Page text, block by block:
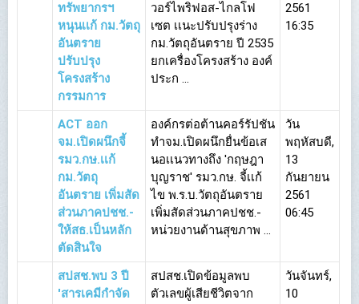
ทรัพยากรฯ
หนุนเเก้ กม.วัตถุ
อันตราย
ปรับปรุง
โครงสร้าง
กรรมการ
วอร์ไพริฟอส-ไกลโฟ
เซต เเนะปรับปรุงร่าง
กม.วัตถุอันตราย ปี 2535
ยกเครื่องโครงสร้าง องค์
ประก ...
2561
16:35
ACT ออก
จม.เปิดผนึกจี้
รมว.กษ.เเก้
กม.วัตถุ
อันตราย เพิ่มสัด
ส่วนภาคปชช.-
ให้สธ.เป็นหลัก
ตัดสินใจ
องค์กรต่อต้านคอร์รัปชัน
ทำจม.เปิดผนึกยื่นข้อเส
นอเเนวทางถึง 'กฤษฎา
บุญราช' รมว.กษ. จี้เเก้
ไข พ.ร.บ.วัตถุอันตราย
เพิ่มสัดส่วนภาคปชช.-
หน่วยงานด้านสุขภาพ ...
วัน
พฤหัสบดี,
13
กันยายน
2561
06:45
สปสช.พบ 3 ปี
'สารเคมีกำจัด
สปสช.เปิดข้อมูลพบ
ตัวเลขผู้เสียชีวิตจาก
วันจันทร์,
10